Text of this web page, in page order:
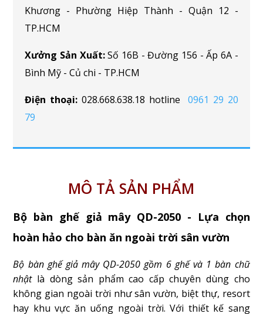
Khương - Phường Hiệp Thành - Quận 12 -
TP.HCM
Xưởng Sản Xuất:Số 16B - Đường 156 - Ấp 6A -
Bình Mỹ - Củ chi - TP.HCM
Điện thoại: 028.668.638.18 hotline0961 29 20
79
MÔ TẢ SẢN PHẨM
Bộ bàn ghế giả mây QD-2050 - Lựa chọn
hoàn hảo cho bàn ăn ngoài trời sân vườn
Bộ bàn ghế giả mây QD-2050 gồm 6 ghế và 1 bàn chữ
nhậtlà dòng sản phẩm cao cấp chuyên dùng cho
không gian ngoài trời như sân vườn, biệt thự, resort
hay khu vực ăn uống ngoài trời. Với thiết kế sang